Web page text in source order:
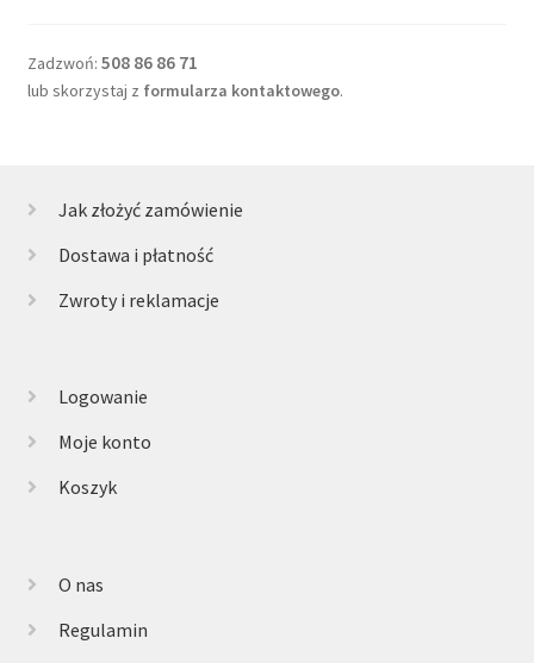
Zadzwoń: 508 86 86 71
lub skorzystaj z formularza kontaktowego.
Jak złożyć zamówienie
Dostawa i płatność
Zwroty i reklamacje
Logowanie
Moje konto
Koszyk
O nas
Regulamin